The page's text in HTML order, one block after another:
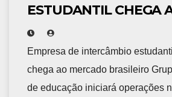
ESTUDANTIL CHEGA
Empresa de intercâmbio
chega ao mercado brasileiro
de educação iniciará operações